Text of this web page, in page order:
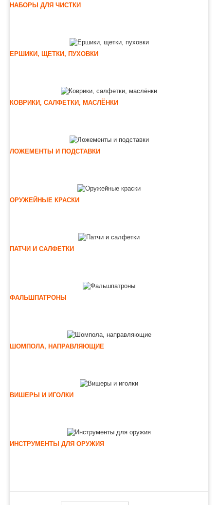
НАБОРЫ ДЛЯ ЧИСТКИ
ЕРШИКИ, ЩЕТКИ, ПУХОВКИ
КОВРИКИ, САЛФЕТКИ, МАСЛЁНКИ
ЛОЖЕМЕНТЫ И ПОДСТАВКИ
ОРУЖЕЙНЫЕ КРАСКИ
ПАТЧИ И САЛФЕТКИ
ФАЛЬШПАТРОНЫ
ШОМПОЛА, НАПРАВЛЯЮЩИЕ
ВИШЕРЫ И ИГОЛКИ
ИНСТРУМЕНТЫ ДЛЯ ОРУЖИЯ